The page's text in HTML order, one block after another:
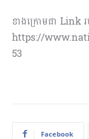
ខាងក្រោមជា Link
https://
53
Facebook